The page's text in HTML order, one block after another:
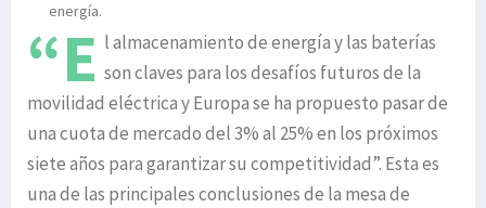
energía.
“E l almacenamiento de energía y las baterías
son claves para los desafíos futuros de la
movilidad eléctrica y Europa se ha propuesto pasar de
una cuota de mercado del 3% al 25% en los próximos
siete años para garantizar su competitividad”. Esta es
una de las principales conclusiones de la mesa de